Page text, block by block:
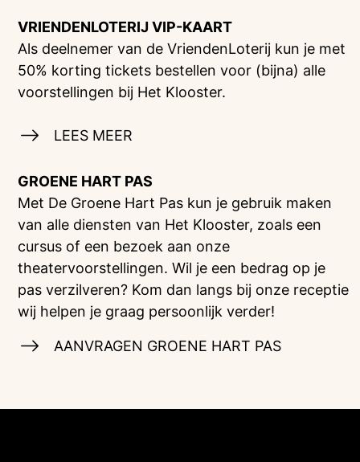
VRIENDENLOTERIJVIP-KAART
Als deelnemer van de VriendenLoterij kun je met
50% korting tickets bestellen voor (bijna) alle
voorstellingen bij Het Klooster.
LEES MEER
GROENE HART PAS
Met De Groene Hart Pas kun je gebruik maken
van alle diensten van Het Klooster, zoals een
cursus of een bezoek aan onze
theatervoorstellingen. Wil je een bedrag op je
pas verzilveren? Kom dan langs bij onze receptie
wij helpen je graag persoonlijk verder!
AANVRAGEN GROENE HART PAS